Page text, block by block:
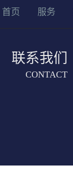
首页 服务
联系我们
CONTACT